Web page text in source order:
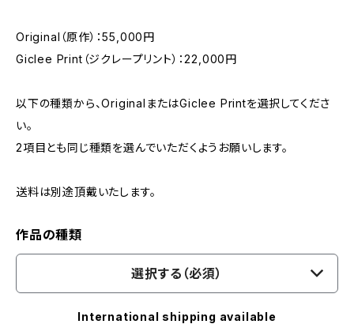
Original（原作）：55,000円
Giclee Print（ジクレープリント）：22,000円
以下の種類から、OriginalまたはGiclee Printを選択してくださ
い。
2項目とも同じ種類を選んでいただくようお願いします。
送料は別途頂戴いたします。
作品の種類
選択する（必須）
International shipping available